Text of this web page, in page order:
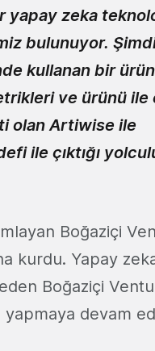
yapay zeka
bulunuyor.
kullanan bir
ve ürünü ile
olan Artiwise ile
ile çıktığı
Boğaziçi
kurdu. Yapay
Boğaziçi
devam